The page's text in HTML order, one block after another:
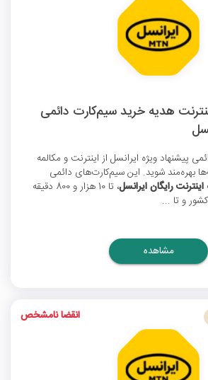
اینترنت هدیه خرید سیم‌کارت دائمی
پیشنهاد ویژه ایرانسل از اینترنت و مکالمه
بهره‌مند شوید. این سیم‌کارت‌های دائمی
اینترنت رایگان ایرانسل
، تا 10 هزار و 800 دقیقه
و تا ...
مشاهده
انقضا نامشخص